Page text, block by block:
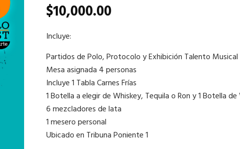
$10,000.00
Incluye:
Partidos de Polo, Protocolo y Exhibición Talento Musical
Mesa asignada 4 personas
Incluye 1 Tabla Carnes Frías
1 Botella a elegir de Whiskey, Tequila o Ron y 1 Botella de
6 mezcladores de lata
1 mesero personal
Ubicado en Tribuna Poniente 1